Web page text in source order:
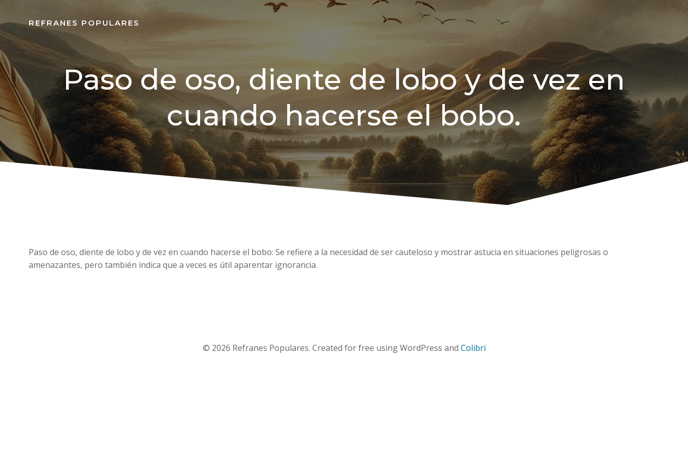
REFRANES POPULARES
Paso de oso, diente de lobo y de vez en
cuando hacerse el bobo.
Paso de oso, diente de lobo y de vez en cuando hacerse el bobo: Se refiere a la necesidad de ser cauteloso y mostrar astucia en situaciones peligrosas o
amenazantes, pero también indica que a veces es útil aparentar ignorancia.
© 2026 Refranes Populares. Created for free using WordPress and Colibri